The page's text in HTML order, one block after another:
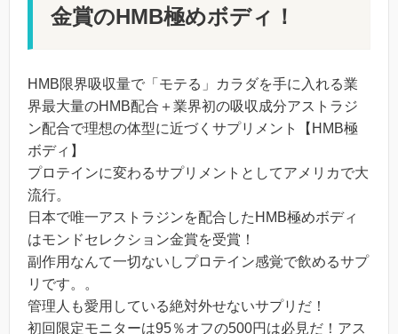
金賞のHMB極めボディ！
HMB限界吸収量で「モテる」カラダを手に入れる業
界最大量のHMB配合＋業界初の吸収成分アストラジ
ン配合で理想の体型に近づくサプリメント【HMB極
ボディ】
プロテインに変わるサプリメントとしてアメリカで大
流行。
日本で唯一アストラジンを配合したHMB極めボディ
はモンドセレクション金賞を受賞！
副作用なんて一切ないしプロテイン感覚で飲めるサプ
リです。。
管理人も愛用している絶対外せないサプリだ！
初回限定モニターは95％オフの500円は必見だ！アス